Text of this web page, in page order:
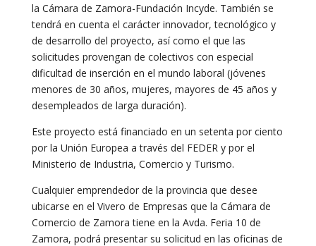
la Cámara de Zamora-Fundación Incyde. También se
tendrá en cuenta el carácter innovador, tecnológico y
de desarrollo del proyecto, así como el que las
solicitudes provengan de colectivos con especial
dificultad de inserción en el mundo laboral (jóvenes
menores de 30 años, mujeres, mayores de 45 años y
desempleados de larga duración).
Este proyecto está financiado en un setenta por ciento
por la Unión Europea a través del FEDER y por el
Ministerio de Industria, Comercio y Turismo.
Cualquier emprendedor de la provincia que desee
ubicarse en el Vivero de Empresas que la Cámara de
Comercio de Zamora tiene en la Avda. Feria 10 de
Zamora, podrá presentar su solicitud en las oficinas de